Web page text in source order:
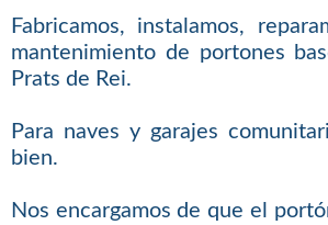
Fabricamos, instalamos,
mantenimiento de portones
Prats de Rei.
Para naves y garajes
bien.
Nos encargamos de que el